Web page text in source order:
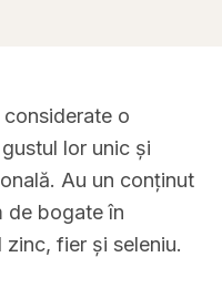
o
lor unic și
Au un conținut
de bogate în
zinc, fier și seleniu.